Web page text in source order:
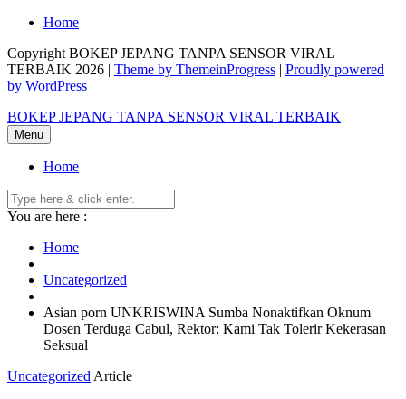
Skip
content
Home
Copyright BOKEP JEPANG TANPA SENSOR VIRAL
TERBAIK 2026 | Theme by ThemeinProgress | Proudly powered
by WordPress
BOKEP JEPANG TANPA SENSOR VIRAL TERBAIK
Menu
Home
You are here :
Home
Uncategorized
Asian porn UNKRISWINA Sumba Nonaktifkan Oknum
Dosen Terduga Cabul, Rektor: Kami Tak Tolerir Kekerasan
Seksual
Uncategorized Article